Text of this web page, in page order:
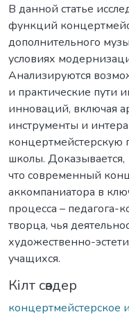
В данной статье
функций
дополнительного
условиях
Анализируются
и практические пути
инноваций, включая
инструменты и
концертмейстерскую
школы. Доказывается,
что современный
аккомпаниатора в
процесса – педагога-
творца, чья
художественно-
учащихся.
Кілт сөздер
концертмейстерское